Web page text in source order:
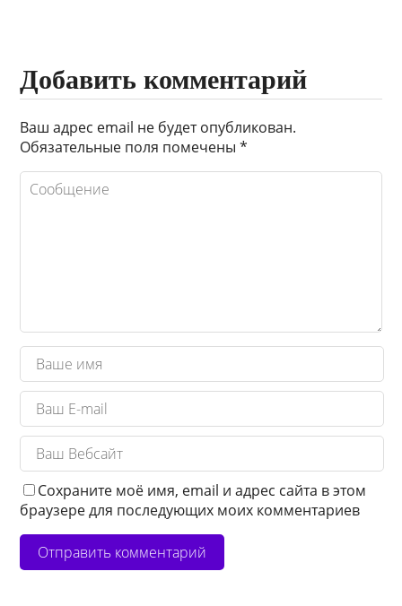
Добавить комментарий
Ваш адрес email не будет опубликован.
Обязательные поля помечены*
Сохраните моё имя, email и адрес сайта в этом
браузере для последующих моих комментариев